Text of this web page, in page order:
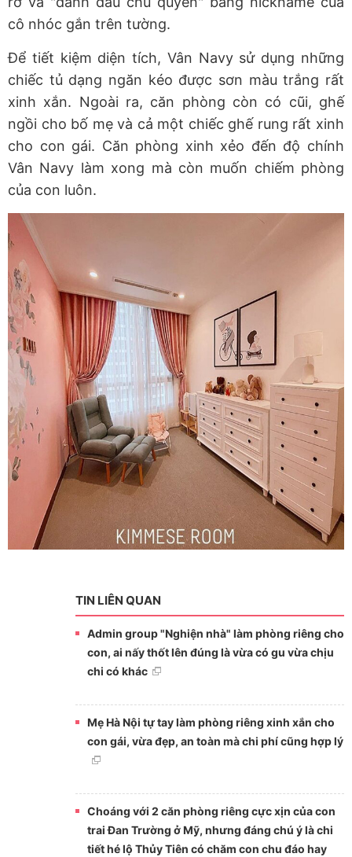
cô nhóc gắn trên tường.
Để tiết kiệm diện tích, Vân Navy sử dụng những
chiếc tủ dạng ngăn kéo được sơn màu trắng rất
xinh xắn. Ngoài ra, căn phòng còn có cũi, ghế
ngồi cho bố mẹ và cả một chiếc ghế rung rất xinh
cho con gái. Căn phòng xinh xẻo đến độ chính
Vân Navy làm xong mà còn muốn chiếm phòng
của con luôn.
TIN LIÊN QUAN
Admin group "Nghiện nhà" làm phòng riêng cho
con, ai nấy thốt lên đúng là vừa có gu vừa chịu
chi có khác
Mẹ Hà Nội tự tay làm phòng riêng xinh xắn cho
con gái, vừa đẹp, an toàn mà chi phí cũng hợp lý
Choáng với 2 căn phòng riêng cực xịn của con
trai Đan Trường ở Mỹ, nhưng đáng chú ý là chi
tiết hé lộ Thủy Tiên có chăm con chu đáo hay